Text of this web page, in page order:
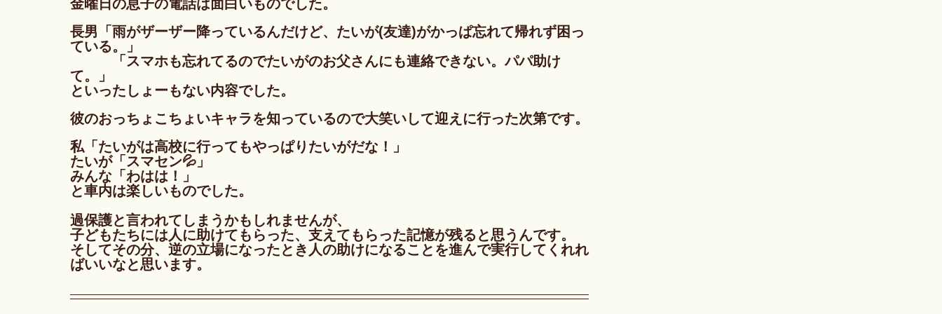
金曜日の息子の電話は面白いものでした。
長男「雨がザーザー降っているんだけど、たいが(友達)がかっぱ忘れて帰れず困っ
ている。」
「スマホも忘れてるのでたいがのお父さんにも連絡できない。パパ助け
て。」
といったしょーもない内容でした。
彼のおっちょこちょいキャラを知っているので大笑いして迎えに行った次第です。
私「たいがは高校に行ってもやっぱりたいがだな！」
たいが「スマセン💦」
みんな「わはは！」
と車内は楽しいものでした。
過保護と言われてしまうかもしれませんが、
子どもたちには人に助けてもらった、支えてもらった記憶が残ると思うんです。
そしてその分、逆の立場になったとき人の助けになることを進んで実行してくれれ
ばいいなと思います。